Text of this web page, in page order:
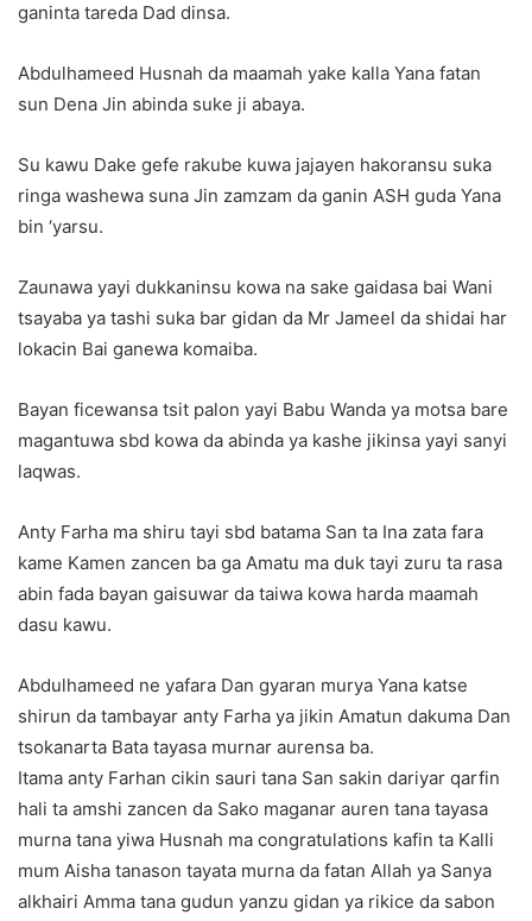
ganinta tareda Dad dinsa.
Abdulhameed Husnah da maamah yake kalla Yana fatan
sun Dena Jin abinda suke ji abaya.
Su kawu Dake gefe rakube kuwa jajayen hakoransu suka
ringa washewa suna Jin zamzam da ganin ASH guda Yana
bin ‘yarsu.
Zaunawa yayi dukkaninsu kowa na sake gaidasa bai Wani
tsayaba ya tashi suka bar gidan da Mr Jameel da shidai har
lokacin Bai ganewa komaiba.
Bayan ficewansa tsit palon yayi Babu Wanda ya motsa bare
magantuwa sbd kowa da abinda ya kashe jikinsa yayi sanyi
laqwas.
Anty Farha ma shiru tayi sbd batama San ta Ina zata fara
kame Kamen zancen ba ga Amatu ma duk tayi zuru ta rasa
abin fada bayan gaisuwar da taiwa kowa harda maamah
dasu kawu.
Abdulhameed ne yafara Dan gyaran murya Yana katse
shirun da tambayar anty Farha ya jikin Amatun dakuma Dan
tsokanarta Bata tayasa murnar aurensa ba.
Itama anty Farhan cikin sauri tana San sakin dariyar qarfin
hali ta amshi zancen da Sako maganar auren tana tayasa
murna tana yiwa Husnah ma congratulations kafin ta Kalli
mum Aisha tanason tayata murna da fatan Allah ya Sanya
alkhairi Amma tana gudun yanzu gidan ya rikice da sabon